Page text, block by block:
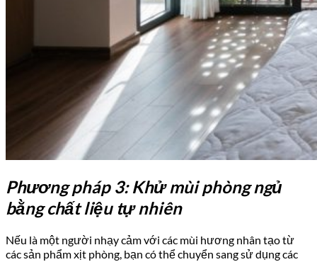
Phương pháp 3: Khử mùi phòng ngủ
bằng chất liệu tự nhiên
Nếu là một người nhạy cảm với các mùi hương nhân tạo từ
các sản phẩm xịt phòng, bạn có thể chuyển sang sử dụng các